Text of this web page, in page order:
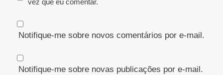
vez que eu comentar.
Notifique-me sobre novos comentários por e-mail.
Notifique-me sobre novas publicações por e-mail.